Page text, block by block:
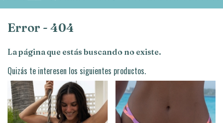
Error - 404
La página que estás buscando no existe.
Quizás te interesen los siguientes productos.